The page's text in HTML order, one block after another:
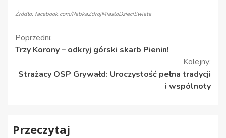
Źródło: facebook.com/RabkaZdrojMiastoDzieciSwiata
Kontynuuj
czytanie
Poprzedni:
Trzy Korony – odkryj górski skarb Pienin!
Kolejny:
Strażacy OSP Grywałd: Uroczystość pełna tradycji
i wspólnoty
Przeczytaj